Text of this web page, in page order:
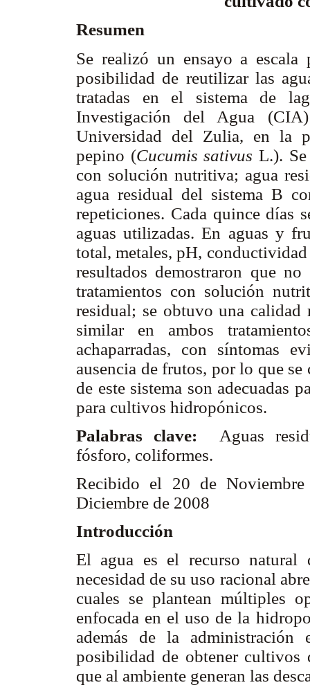
Resumen
Se realizó un ensayo a
posibilidad de reutilizar las
tratadas en el sistema de
Investigación del Agua
Universidad del Zulia, en la
pepino (Cucumis sativus L.).
con solución nutritiva; agua
agua residual del sistema B
repeticiones. Cada quince días
aguas utilizadas. En aguas y
total, metales, pH,
resultados demostraron que
tratamientos con solución
residual; se obtuvo una
similar en ambos
achaparradas, con síntomas
ausencia de frutos, por lo que se
de este sistema son adecuadas
para cultivos hidropónicos.
Palabras clave:
Aguas
fósforo, coliformes.
Recibido el 20 de
Diciembre de 2008
Introducción
El agua es el recurso
necesidad de su uso racional
cuales se plantean múltiples
enfocada en el uso de la
además de la
posibilidad de obtener cultivos
que al ambiente generan las